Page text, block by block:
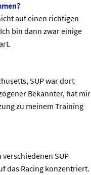
auf einen richtigen
bin dann zwar einige
SUP war dort
Bekannter, hat mir
zu meinem Training
SUP
das Racing konzentriert.